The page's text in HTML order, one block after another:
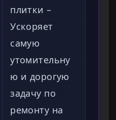
плитки –
Ускоряет
самую
утомительну
ю и дорогую
задачу по
ремонту на